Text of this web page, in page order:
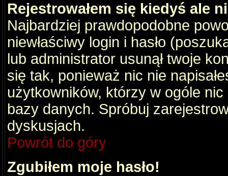
Rejestrowałem się kiedyś ale
Najbardziej prawdopodobne
niewłaściwy login i hasło
lub administrator usunął twoje
się tak, ponieważ nic nie
użytkowników, którzy w ogóle
bazy danych. Spróbuj
dyskusjach.
Powrót do góry
Zgubiłem moje hasło!